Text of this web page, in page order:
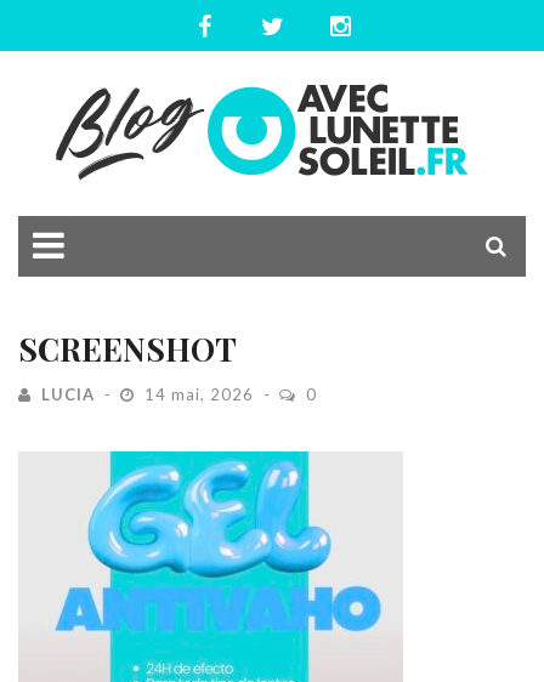
SCREENSHOT
LUCIA 14 mai, 2026 0